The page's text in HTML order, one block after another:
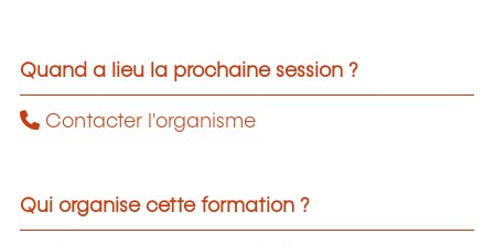
Quand a lieu la prochaine session ?
Contacter l'organisme
Qui organise cette formation ?